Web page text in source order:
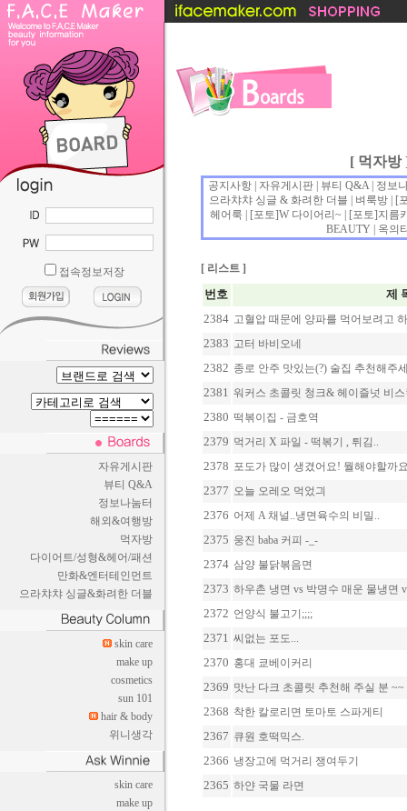
접속정보저장
자유게시판
뷰티 Q&A
정보나눔터
해외&여행방
먹자방
다이어트/성형&헤어/패션
만화&엔터테인먼트
으라챠챠 싱글&화려한 더블
skin care
make up
cosmetics
sun 101
hair & body
위니생각
skin care
make up
[ 먹자방
공지사항 자유게시판 뷰티 Q&A| 정보
으라챠챠 싱글 & 화려한 더블
벼룩방 | [
헤어룩 | [포토]W 다이어리~ | [포토] 지름
BEAUTY
옥의
[ 리스트]
번호
제
2384 고혈압 때문에 양파를 먹어보려고
2383 고터 바비오네
2382 종로 안주 맛있는(?) 술집 추천해주
2381 워커스 초콜릿 청크& 헤이즐넛 비스
2380 떡볶이집 - 금호역
2379 먹거리 X 파일 - 떡볶기 , 튀김..
2378 포도가 많이 생겼어요! 뭘해야할까
2377 오늘 오레오 먹었긔
2376 어제 A 채널..냉면육수의 비밀..
2375 웅진 baba 커피 -_-
2374 삼양 불닭볶음면
2373 하우촌 냉면 vs 박명수 매운 물냉면
2372 언양식 불고기;;;;
2371 씨없는 포도...
2370 홍대 쿄베이커리
2369 맛난 다크 초콜릿 추천해 주실 분 ~~
2368 착한 칼로리면 토마토 스파게티
2367 큐원 호떡믹스.
2366 냉장고에 먹거리 쟁여두기
2365 하얀 국물 라면